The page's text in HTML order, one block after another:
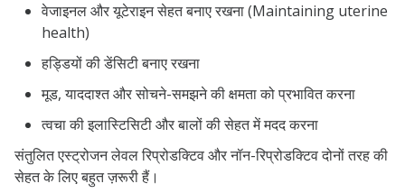
वेजाइनल और यूटेराइन सेहत बनाए रखना (Maintaining uterine
health)
हड्डियों की डेंसिटी बनाए रखना
मूड, याददाश्त और सोचने-समझने की क्षमता को प्रभावित करना
त्वचा की इलास्टिसिटी और बालों की सेहत में मदद करना
संतुलित एस्ट्रोजन लेवल रिप्रोडक्टिव और नॉन-रिप्रोडक्टिव दोनों तरह की
सेहत के लिए बहुत ज़रूरी हैं।